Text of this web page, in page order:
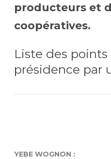
producteurs et
coopératives.
Liste des
présidence par
YEBE WOGNON :